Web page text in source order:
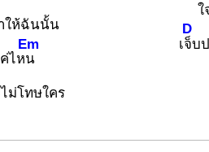
ให้ฉันนั้น
ไห
Em
น
ม่โทษใคร
ใ
เ
D
จ็บ